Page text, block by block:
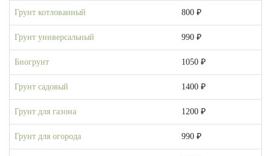
Грунт котлованный 800 ₽
Грунт универсальный 990 ₽
Биогрунт 1050 ₽
Грунт садовый 1400 ₽
Грунт для газона 1200 ₽
Грунт для огорода 990 ₽